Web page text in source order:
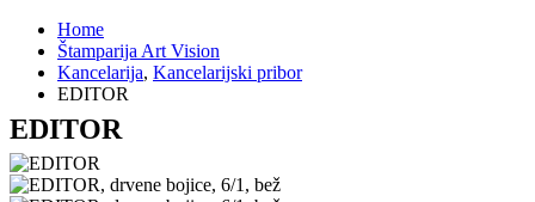
Home
Štamparija Art Vision
Kancelarija, Kancelarijski pribor
EDITOR
EDITOR